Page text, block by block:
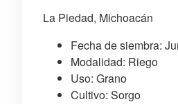
La Piedad, Michoacán
Fecha de siembra:
Modalidad: Riego
Uso: Grano
Cultivo: Sorgo